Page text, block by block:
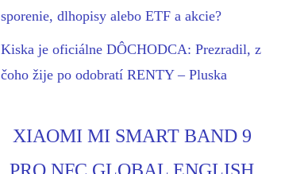
sporenie, dlhopisy alebo ETF a akcie?
Kiska je oficiálne DÔCHODCA: Prezradil, z
čoho žije po odobratí RENTY – Pluska
XIAOMI MI SMART BAND 9